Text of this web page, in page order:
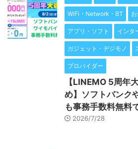
WiFi・Network・BT
アプリ・ソフト インタ
ガジェット・デジモノ
プロバイダー
【LINEMO 5周年
め】ソフトバンク
も事務手数料無料
2026/7/28